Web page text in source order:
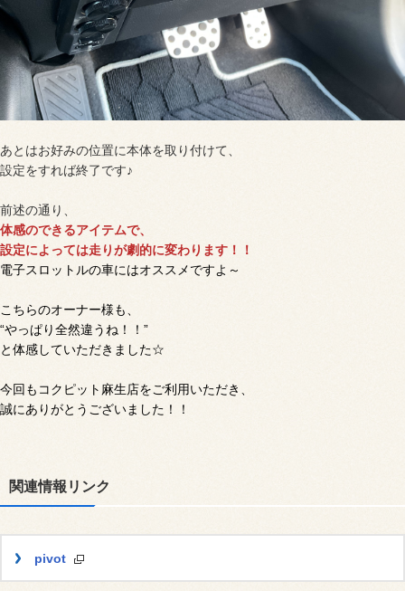
あとはお好みの位置に本体を取り付けて、
設定をすれば終了です♪
前述の通り、
体感のできるアイテムで、
設定によっては走りが劇的に変わります！！
電子スロットルの車にはオススメですよ～
こちらのオーナー様も、
“やっぱり全然違うね！！”
と体感していただきました☆
今回もコクピット麻生店をご利用いただき、
誠にありがとうございました！！
関連情報リンク
pivot